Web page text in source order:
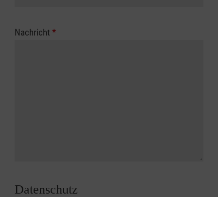
Nachricht *
Datenschutz